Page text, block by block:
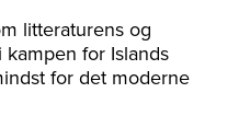
litteraturens og
for Islands
for det moderne